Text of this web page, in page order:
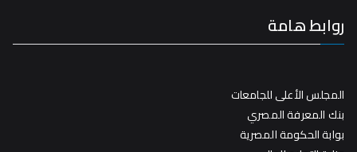
روابط هامة
المجلس الأعلى للجامعات
بنك المعرفة المصري
بوابة الحكومة المصرية